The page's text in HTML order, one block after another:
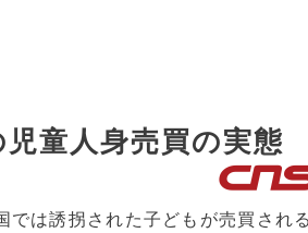
童人身売買の実態
では誘拐された子どもが売買され